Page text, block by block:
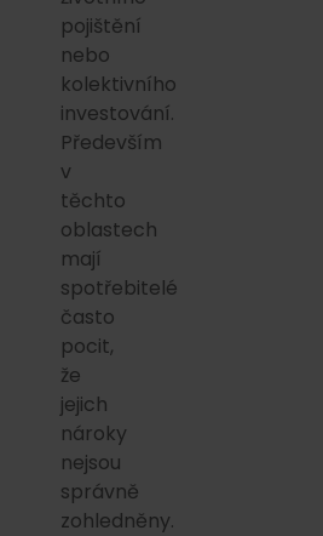
pojištění
nebo
kolektivního
investování.
Především
v
těchto
oblastech
mají
spotřebitelé
často
pocit,
že
jejich
nároky
nejsou
správně
zohledněny.